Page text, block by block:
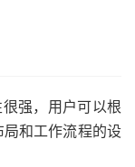
强，用户可以根
和工作流程的设